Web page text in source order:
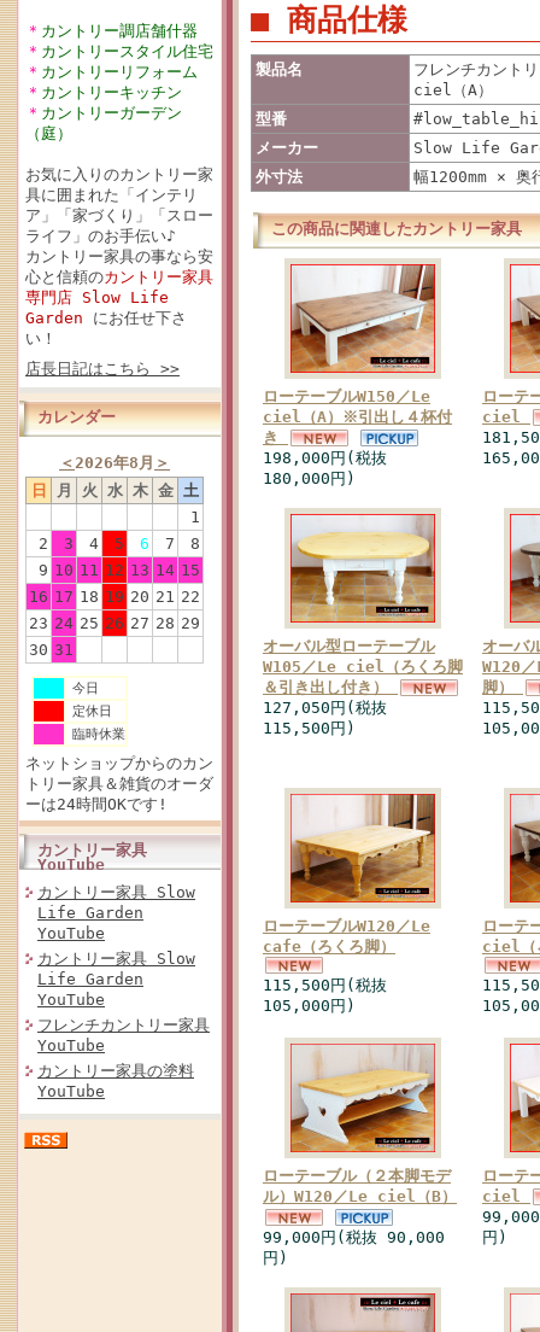
＊ カントリー調店舗什器
＊ カントリースタイル住宅
＊ カントリーリフォーム
＊ カントリーキッチン
＊ カントリーガーデン
（庭）
お気に入りのカントリー家
具に囲まれた「インテリ
ア」「家づくり」「スロー
ライフ」のお手伝い♪
カントリー家具の事なら安
心と信頼のカントリー家具
専門店 Slow Life
Garden にお任せ下さ
い！
店長日記はこちら >>
カレンダー
＜2026年8月 ＞
日
月 火 水 木 金 土
1
2
3 4 5 6 7
8
9 10 11 12 13 14 15
16 17 18 19 20 21 22
23 24 25 26 27 28 29
30 31
今日
定休日
臨時休業
ネットショップからのカン
トリー家具＆雑貨のオーダ
ーは24時間OKです!
カントリー家具
YouTube
カントリー家具 Slow
Life Garden
YouTube
カントリー家具 Slow
Life Garden
YouTube
フレンチカントリー家具
YouTube
カントリー家具の塗料
YouTube
■ 商品仕様
製品名
フレンチカント
ciel（A）
型番
メーカー
Slow Life
外寸法
幅1200mm × 奥
この商品に関連したカントリー家具
ローテーブルW150／Le
ciel（A）※引出し４杯付
き
198,000円(税抜
180,000円)
ローテ
ciel
オーバル型ローテーブル
W105／Le ciel（ろくろ脚
＆引き出し付き）
127,050円(税抜
115,500円)
オーバ
W120
脚）
ローテーブルW120／Le
cafe（ろくろ脚）
115,500円(税抜
105,000円)
ローテ
ciel（
ローテーブル（２本脚モデ
ル）W120／Le ciel（B）
99,000円(税抜 90,000
円)
ローテ
ciel
円)